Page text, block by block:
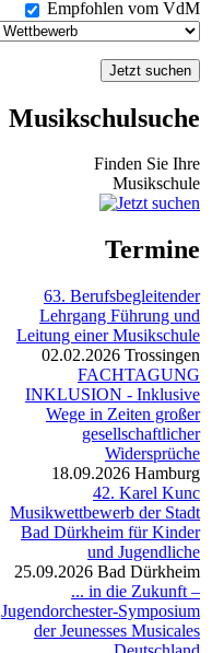
Empfohlen vom VdM
Musikschulsuche
Finden Sie Ihre
Musikschule
Termine
63. Berufsbegleitender
Lehrgang Führung und
Leitung einer Musikschule
02.02.2026 Trossingen
FACHTAGUNG
INKLUSION - Inklusive
Wege in Zeiten großer
gesellschaftlicher
Widersprüche
18.09.2026 Hamburg
42. Karel Kunc
Musikwettbewerb der Stadt
Bad Dürkheim für Kinder
und Jugendliche
25.09.2026 Bad Dürkheim
... in die Zukunft –
Jugendorchester-Symposium
der Jeunesses Musicales